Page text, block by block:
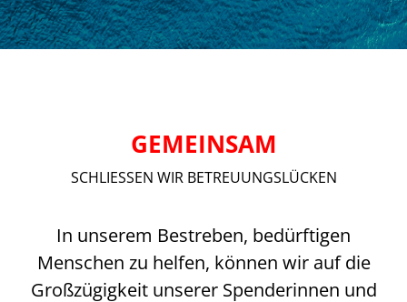
GEMEINSAM
SCHLIESSEN WIR BETREUUNGSLÜCKEN
In unserem Bestreben, bedürftigen
Menschen zu helfen, können wir auf die
Großzügigkeit unserer Spenderinnen und